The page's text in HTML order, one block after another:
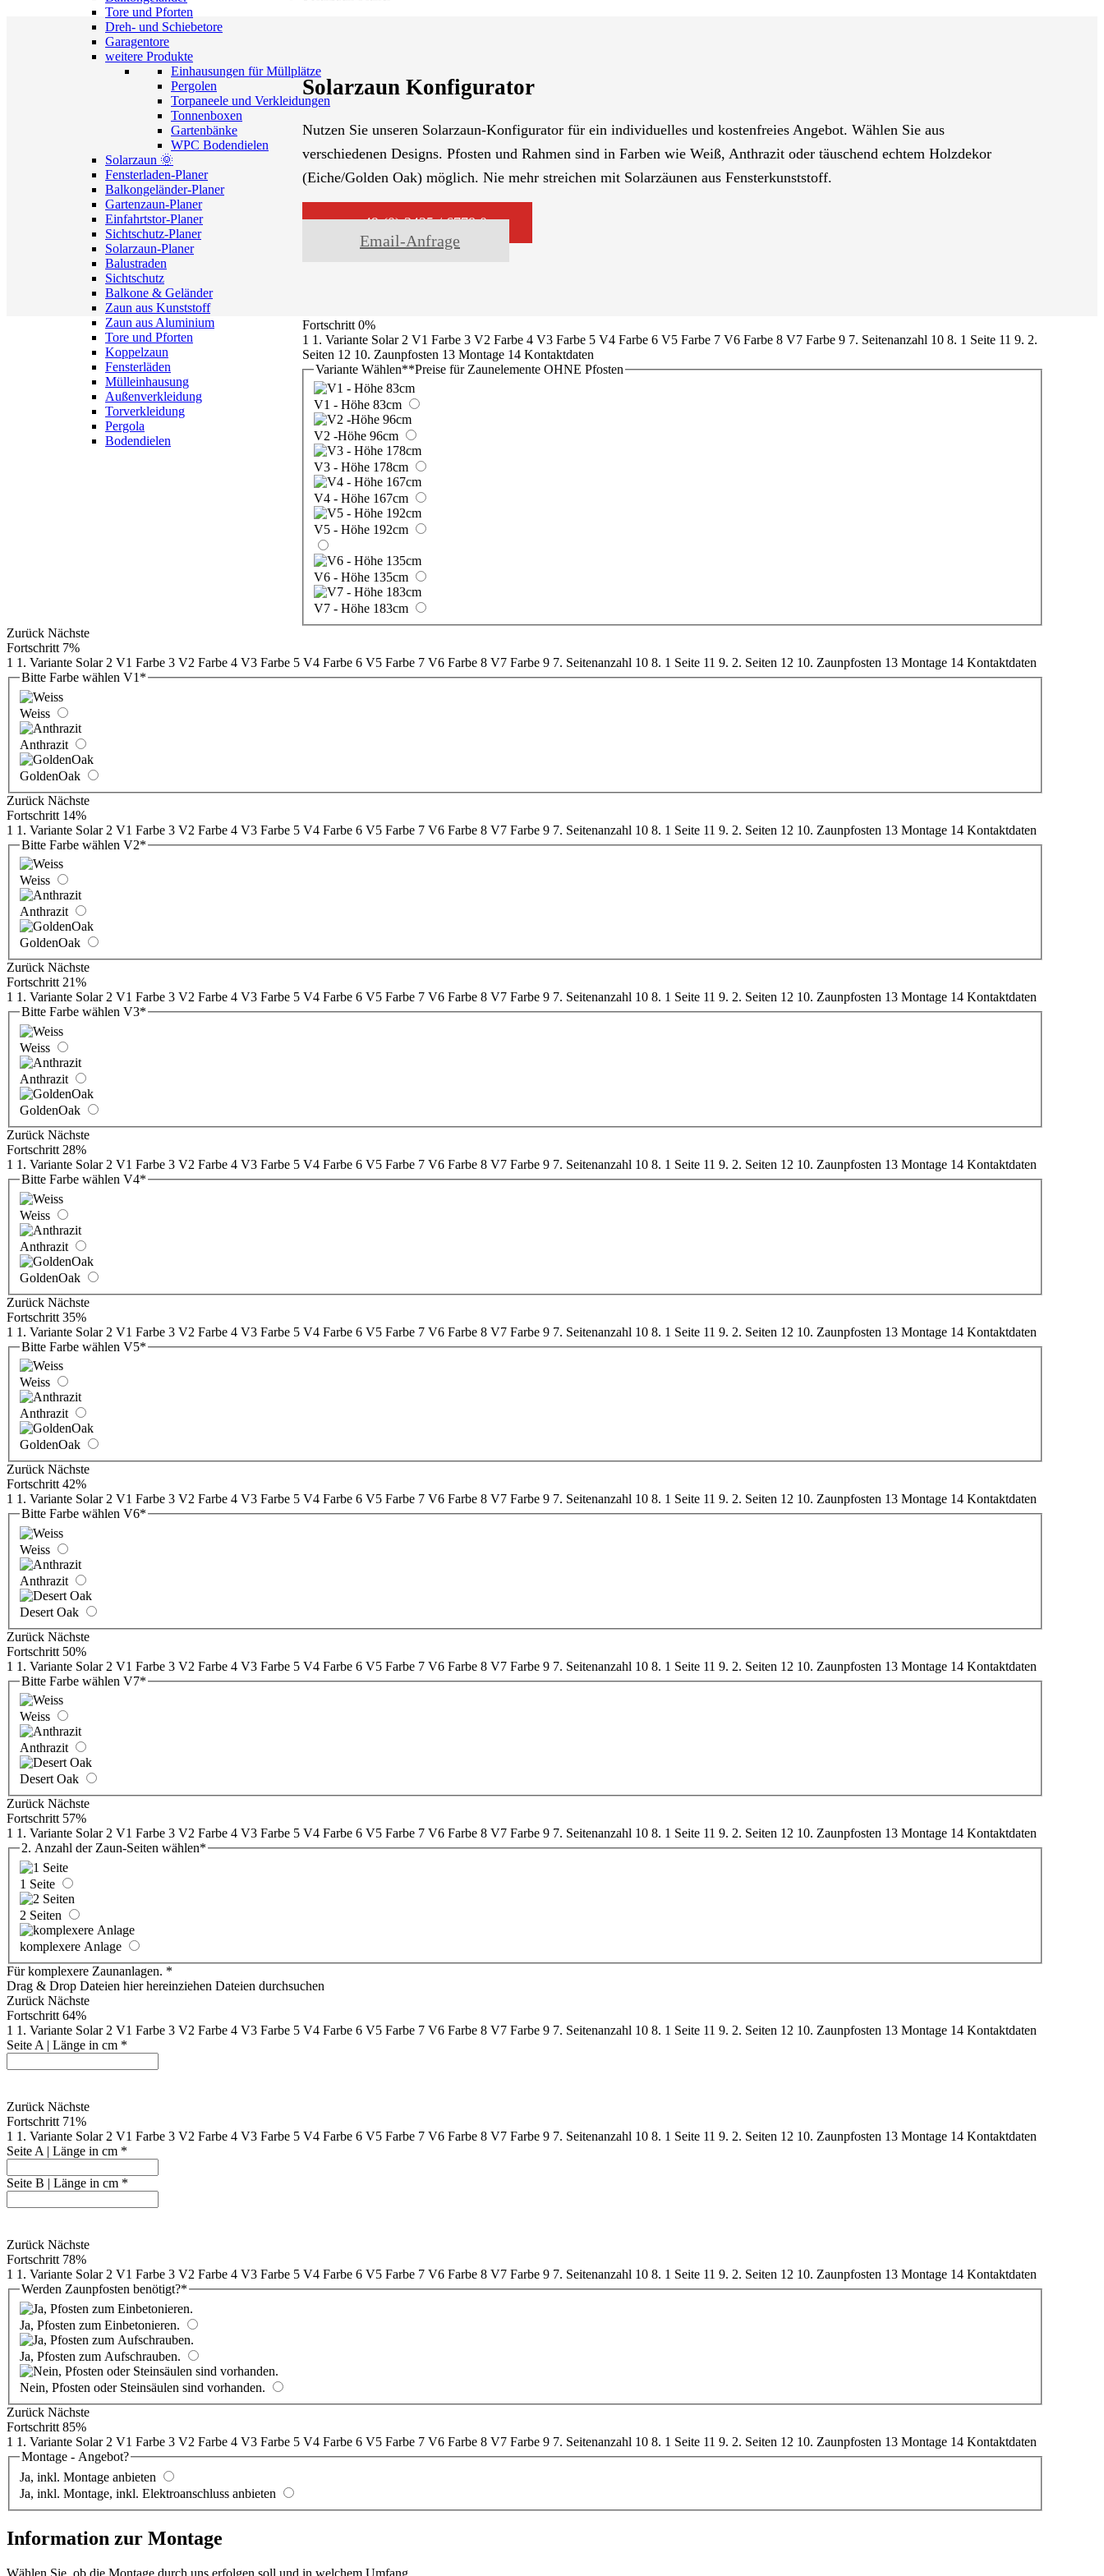
Tore und Pforten
Dreh- und Schiebetore
Garagentore
weitere Produkte
Einhausungen für Müllplätze
Pergolen
Torpaneele und Verkleidungen
Tonnenboxen
Gartenbänke
WPC Bodendielen
Solarzaun 🌞
Fensterladen-Planer
Balkongeländer-Planer
Gartenzaun-Planer
Einfahrtstor-Planer
Sichtschutz-Planer
Solarzaun-Planer
Balustraden
Sichtschutz
Balkone & Geländer
Zaun aus Kunststoff
Zaun aus Aluminium
Tore und Pforten
Koppelzaun
Fensterläden
Mülleinhausung
Außenverkleidung
Torverkleidung
Pergola
Bodendielen
Solarzaun Konfigurator
Nutzen Sie unseren Solarzaun-Konfigurator für ein individuelles und kostenfreies Angebot. Wählen Sie aus
verschiedenen Designs. Pfosten und Rahmen sind in Farben wie Weiß, Anthrazit oder täuschend echtem Holzdekor
(Eiche/Golden Oak) möglich. Nie mehr streichen mit Solarzäunen aus Fensterkunststoff.
+49 (0) 3435 / 6778 0
Email-Anfrage
Fortschritt 0%
1 1. Variante Solar 2 V1 Farbe 3 V2 Farbe 4 V3 Farbe 5 V4 Farbe 6 V5 Farbe 7 V6 Farbe 8 V7 Farbe 9 7. Seitenanzahl 10 8. 1 Seite 11 9. 2.
Seiten 12 10. Zaunpfosten 13 Montage 14 Kontaktdaten
Variante Wählen**Preise für Zaunelemente OHNE Pfosten
V1 - Höhe 83cm
V2 -Höhe 96cm
V3 - Höhe 178cm
V4 - Höhe 167cm
V5 - Höhe 192cm
V6 - Höhe 135cm
V7 - Höhe 183cm
Zurück Nächste
Fortschritt 7%
1 1. Variante Solar 2 V1 Farbe 3 V2 Farbe 4 V3 Farbe 5 V4 Farbe 6 V5 Farbe 7 V6 Farbe 8 V7 Farbe 9 7. Seitenanzahl 10 8. 1 Seite 11 9. 2. Seiten 12 10. Zaunpfosten 13 Montage 14 Kontaktdaten
Bitte Farbe wählen V1 *
Weiss
Anthrazit
GoldenOak
Zurück Nächste
Fortschritt 14%
1 1. Variante Solar 2 V1 Farbe 3 V2 Farbe 4 V3 Farbe 5 V4 Farbe 6 V5 Farbe 7 V6 Farbe 8 V7 Farbe 9 7. Seitenanzahl 10 8. 1 Seite 11 9. 2. Seiten 12 10. Zaunpfosten 13 Montage 14 Kontaktdaten
Bitte Farbe wählen V2*
Weiss
Anthrazit
GoldenOak
Zurück Nächste
Fortschritt 21%
1 1. Variante Solar 2 V1 Farbe 3 V2 Farbe 4 V3 Farbe 5 V4 Farbe 6 V5 Farbe 7 V6 Farbe 8 V7 Farbe 9 7. Seitenanzahl 10 8. 1 Seite 11 9. 2. Seiten 12 10. Zaunpfosten 13 Montage 14 Kontaktdaten
Bitte Farbe wählen V3*
Weiss
Anthrazit
GoldenOak
Zurück Nächste
Fortschritt 28%
1 1. Variante Solar 2 V1 Farbe 3 V2 Farbe 4 V3 Farbe 5 V4 Farbe 6 V5 Farbe 7 V6 Farbe 8 V7 Farbe 9 7. Seitenanzahl 10 8. 1 Seite 11 9. 2. Seiten 12 10. Zaunpfosten 13 Montage 14 Kontaktdaten
Bitte Farbe wählen V4*
Weiss
Anthrazit
GoldenOak
Zurück Nächste
Fortschritt 35%
1 1. Variante Solar 2 V1 Farbe 3 V2 Farbe 4 V3 Farbe 5 V4 Farbe 6 V5 Farbe 7 V6 Farbe 8 V7 Farbe 9 7. Seitenanzahl 10 8. 1 Seite 11 9. 2. Seiten 12 10. Zaunpfosten 13 Montage 14 Kontaktdaten
Bitte Farbe wählen V5*
Weiss
Anthrazit
GoldenOak
Zurück Nächste
Fortschritt 42%
1 1. Variante Solar 2 V1 Farbe 3 V2 Farbe 4 V3 Farbe 5 V4 Farbe 6 V5 Farbe 7 V6 Farbe 8 V7 Farbe 9 7. Seitenanzahl 10 8. 1 Seite 11 9. 2. Seiten 12 10. Zaunpfosten 13 Montage 14 Kontaktdaten
Bitte Farbe wählen V6*
Weiss
Anthrazit
Desert Oak
Zurück Nächste
Fortschritt 50%
1 1. Variante Solar 2 V1 Farbe 3 V2 Farbe 4 V3 Farbe 5 V4 Farbe 6 V5 Farbe 7 V6 Farbe 8 V7 Farbe 9 7. Seitenanzahl 10 8. 1 Seite 11 9. 2. Seiten 12 10. Zaunpfosten 13 Montage 14 Kontaktdaten
Bitte Farbe wählen V7*
Weiss
Anthrazit
Desert Oak
Zurück Nächste
Fortschritt 57%
1 1. Variante Solar 2 V1 Farbe 3 V2 Farbe 4 V3 Farbe 5 V4 Farbe 6 V5 Farbe 7 V6 Farbe 8 V7 Farbe 9 7. Seitenanzahl 10 8. 1 Seite 11 9. 2. Seiten 12 10. Zaunpfosten 13 Montage 14 Kontaktdaten
2. Anzahl der Zaun-Seiten wählen*
1 Seite
2 Seiten
komplexere Anlage
Für komplexere Zaunanlagen. *
Drag & Drop Dateien hier hereinziehen Dateien durchsuchen
Zurück Nächste
Fortschritt 64%
1 1. Variante Solar 2 V1 Farbe 3 V2 Farbe 4 V3 Farbe 5 V4 Farbe 6 V5 Farbe 7 V6 Farbe 8 V7 Farbe 9 7. Seitenanzahl 10 8. 1 Seite 11 9. 2. Seiten 12 10. Zaunpfosten 13 Montage 14 Kontaktdaten
Seite A | Länge in cm *
Zurück Nächste
Fortschritt 71%
1 1. Variante Solar 2 V1 Farbe 3 V2 Farbe 4 V3 Farbe 5 V4 Farbe 6 V5 Farbe 7 V6 Farbe 8 V7 Farbe 9 7. Seitenanzahl 10 8. 1 Seite 11 9. 2. Seiten 12 10. Zaunpfosten 13 Montage 14 Kontaktdaten
Seite A | Länge in cm *
Seite B | Länge in cm *
Zurück Nächste
Fortschritt 78%
1 1. Variante Solar 2 V1 Farbe 3 V2 Farbe 4 V3 Farbe 5 V4 Farbe 6 V5 Farbe 7 V6 Farbe 8 V7 Farbe 9 7. Seitenanzahl 10 8. 1 Seite 11 9. 2. Seiten 12 10. Zaunpfosten 13 Montage 14 Kontaktdaten
Werden Zaunpfosten benötigt?*
Ja, Pfosten zum Einbetonieren.
Ja, Pfosten zum Aufschrauben.
Nein, Pfosten oder Steinsäulen sind vorhanden.
Zurück Nächste
Fortschritt 85%
1 1. Variante Solar 2 V1 Farbe 3 V2 Farbe 4 V3 Farbe 5 V4 Farbe 6 V5 Farbe 7 V6 Farbe 8 V7 Farbe 9 7. Seitenanzahl 10 8. 1 Seite 11 9. 2. Seiten 12 10. Zaunpfosten 13 Montage 14 Kontaktdaten
Montage - Angebot?
Ja, inkl. Montage anbieten
Ja, inkl. Montage, inkl. Elektroanschluss anbieten
Information zur Montage
Wählen Sie, ob die Montage durch uns erfolgen soll und in welchem Umfang.